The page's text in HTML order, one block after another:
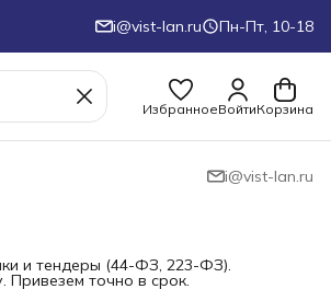
i@vist-lan.ru Пн-Пт, 10-18
ИзбранноеВойтиКорзина
i@vist-lan.ru
и тендеры (44-ФЗ, 223-ФЗ).
точно в срок.